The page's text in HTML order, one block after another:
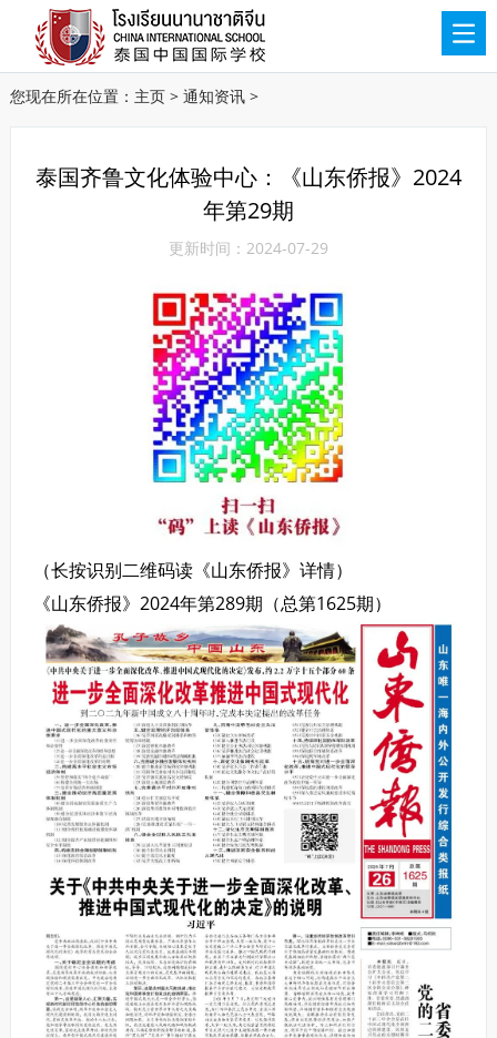
您现在所在位置： 主页> 通知资讯>
泰国齐鲁文化体验中心：《山东侨报》2024
年第29期
更新时间：2024-07-29
（长按识别二维码读《山东侨报》详情）
《山东侨报》2024年第289期（总第1625期）